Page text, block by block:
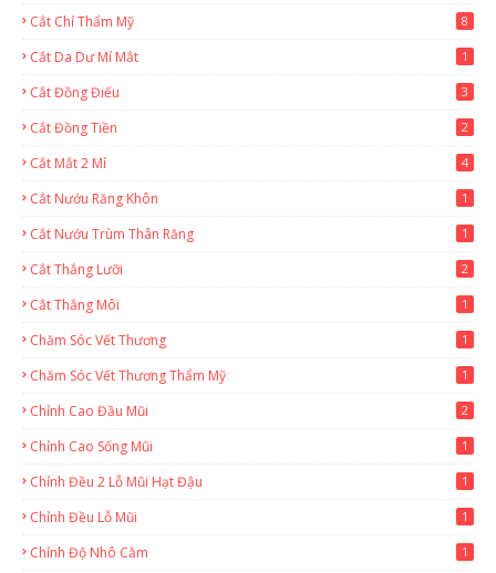
Cắt Chỉ Thẩm Mỹ 8
Cắt Da Dư Mí Mắt 1
Cắt Đồng Điếu 3
Cắt Đồng Tiền 2
Cắt Mắt 2 Mí 4
Cắt Nướu Răng Khôn 1
Cắt Nướu Trùm Thân Răng 1
Cắt Thắng Lưỡi 2
Cắt Thắng Môi 1
Chăm Sóc Vết Thương 1
Chăm Sóc Vết Thương Thẩm Mỹ 1
Chỉnh Cao Đầu Mũi 2
Chỉnh Cao Sống Mũi 1
Chỉnh Đều 2 Lỗ Mũi Hạt Đậu 1
Chỉnh Đều Lỗ Mũi 1
Chỉnh Độ Nhô Cằm 1